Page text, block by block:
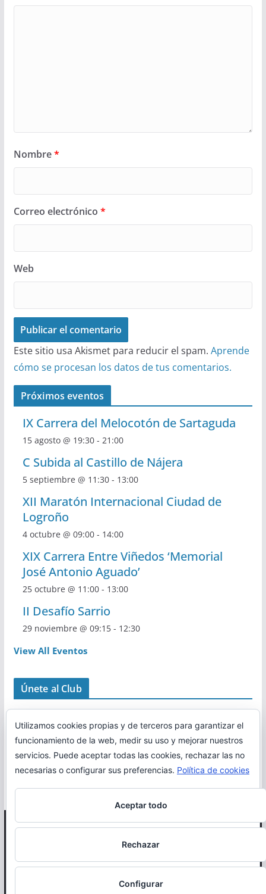
Nombre*
Correo electrónico *
Web
Este sitio usa Akismet para reducir el spam. Aprende
cómo se procesan los datos de tus comentarios.
Próximos eventos
IX Carrera del Melocotón de Sartaguda
15 agosto @ 19:30- 21:00
C Subida al Castillo de Nájera
5 septiembre @ 11:30- 13:00
XII Maratón Internacional Ciudad de
Logroño
4 octubre @ 09:00- 14:00
XIX Carrera Entre Viñedos ‘Memorial
José Antonio Aguado’
25 octubre @ 11:00- 13:00
II Desafío Sarrio
29 noviembre @ 09:15- 12:30
View All Eventos
Únete al Club
Correr en La Rioja
reservados.
Otro proyecto deMiRioja
Utilizamos cookies propias y de terceros para garantizar el
funcionamiento de la web, medir su uso y mejorar nuestros
servicios. Puede aceptar todas las cookies, rechazar las no
necesarias o configurar sus preferencias. Política de cookies
Aceptar todo
Rechazar
Configurar